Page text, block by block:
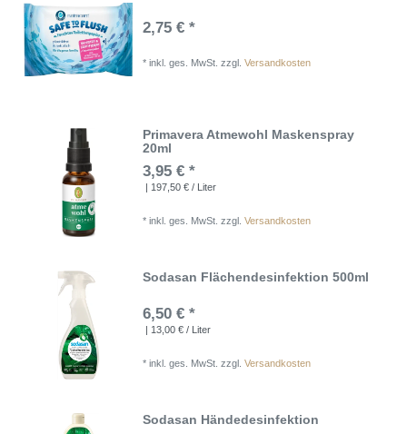
2,75 € *
*inkl. ges. MwSt. zzgl.Versandkosten
Primavera Atmewohl Maskenspray
20ml
3,95 € *
| 197,50 € / Liter
*inkl. ges. MwSt. zzgl.Versandkosten
Sodasan Flächendesinfektion 500ml
6,50 € *
| 13,00 € / Liter
*inkl. ges. MwSt. zzgl.Versandkosten
Sodasan Händedesinfektion